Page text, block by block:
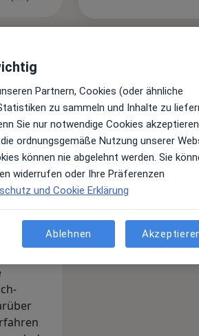
sind.
Partnern, Cookies (oder ähnliche
zu sammeln und Inhalte zu
Sie nur notwendige Cookies
ordnungsgemäße Nutzung unserer
können nie abgelehnt werden. Sie
widerrufen oder Ihre Präferenzen
und Cookie Erklärung
Ablehnen